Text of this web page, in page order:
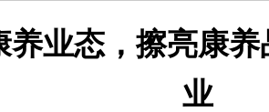
业态，擦亮康
业